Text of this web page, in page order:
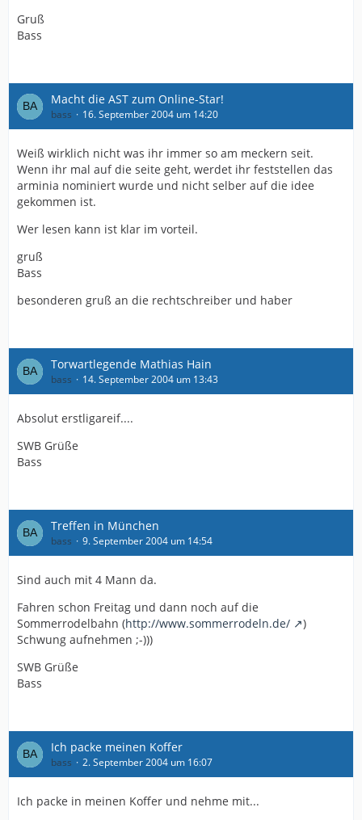
Gruß
Bass
Macht die AST zum Online-Star!
bass 16. September 2004 um 14:20
Weiß wirklich nicht was ihr immer so am meckern seit.
Wenn ihr mal auf die seite geht, werdet ihr feststellen das
arminia nominiert wurde und nicht selber auf die idee
gekommen ist.
Wer lesen kann ist klar im vorteil.
gruß
Bass
besonderen gruß an die rechtschreiber und haber
Torwartlegende Mathias Hain
bass 14. September 2004 um 13:43
Absolut erstligareif....
SWB Grüße
Bass
Treffen in München
bass 9. September 2004 um 14:54
Sind auch mit 4 Mann da.
Fahren schon Freitag und dann noch auf die
Sommerrodelbahn (http://www.sommerrodeln.de/
)
Schwung aufnehmen ;-)))
SWB Grüße
Bass
Ich packe meinen Koffer
bass 2. September 2004 um 16:07
Ich packe in meinen Koffer und nehme mit...